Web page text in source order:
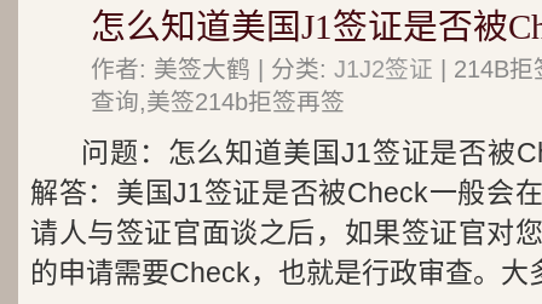
怎么知道美国J1签证是否被
作者: 美签大鹤 | 分类: J1J2签证 | 214B
查询,美签214b拒签再签
问题：怎么知道美国J1签证是否被
解答：美国J1签证是否被Check一般会
请人与签证官面谈之后，如果签证官对
的申请需要Check，也就是行政审查。大